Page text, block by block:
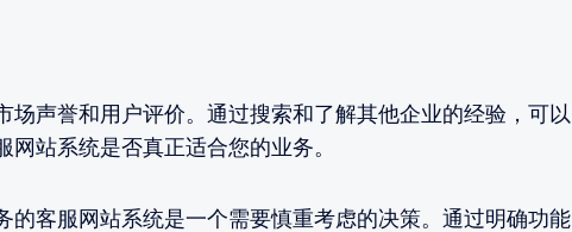
场声誉和用户评价。通过搜索和了解其他企业的经验，可以
站系统是否真正适合您的业务。
的客服网站系统是一个需要慎重考虑的决策。通过明确功能